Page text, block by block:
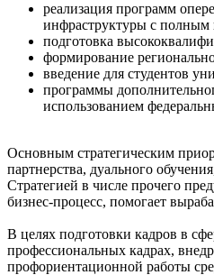
реализация программ
инфраструктуры с полным
подготовка
формирование
введение для студентов
программы
использованием
Основным стратегическим
партнерства, дуального
Стратегией в числе прочего
бизнес-процесс, помогает
В целях подготовки кадров в
профессиональных кадрах,
профориентационной работы